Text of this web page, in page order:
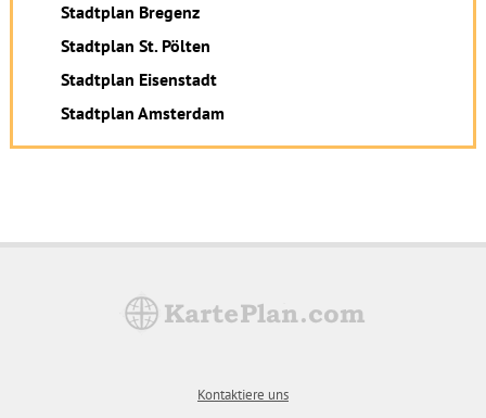
Stadtplan Bregenz
Stadtplan St. Pölten
Stadtplan Eisenstadt
Stadtplan Amsterdam
Kontaktiere uns